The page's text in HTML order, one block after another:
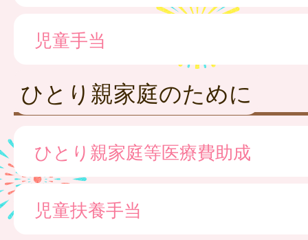
児童手当
ひとり親家庭のために
ひとり親家庭等医療費助成
児童扶養手当